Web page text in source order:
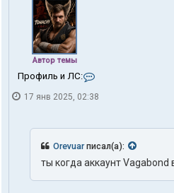
Автор темы
Профиль и ЛС:
н
к
т
п
17 янв 2025, 02:38
Orevuarписал(а):
ты когда аккаунт Vagabond